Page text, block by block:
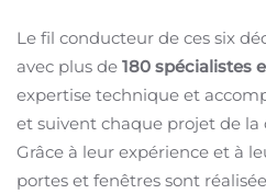
Le fil conducteur de ces six
avec plus de 180 spécialistes
expertise technique et
et suivent chaque projet de la
Grâce à leur expérience et à
portes et fenêtres sont